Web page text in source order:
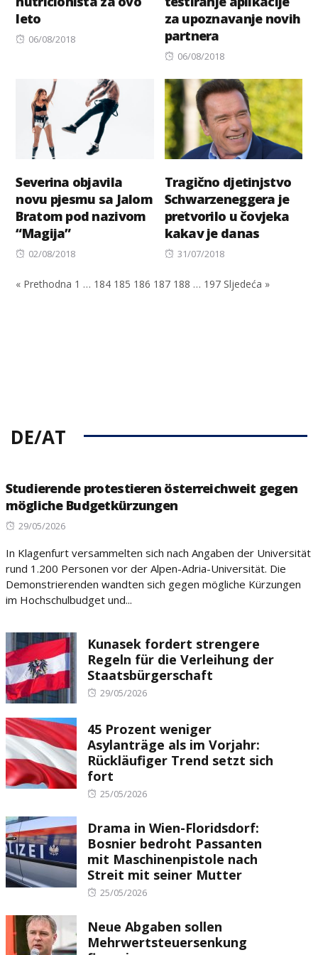
leto
Posted
06/08/2018
za upoznavanje novih
partnera
Posted
06/08/2018
Severina objavila
novu pjesmu sa Jalom
Bratom pod nazivom
“Magija”
Posted
02/08/2018
Tragično djetinjstvo
Schwarzeneggera je
pretvorilo u čovjeka
kakav je danas
Posted
31/07/2018
« Prethodna 1 … 184 185 186 187 188 … 197 Sljedeća »
DE/AT
Studierende protestieren österreichweit gegen
mögliche Budgetkürzungen
Posted
29/05/2026
In Klagenfurt versammelten sich nach Angaben der Universität
rund 1.200 Personen vor der Alpen-Adria-Universität. Die
Demonstrierenden wandten sich gegen mögliche Kürzungen
im Hochschulbudget und...
Kunasek fordert strengere
Regeln für die Verleihung der
Staatsbürgerschaft
Posted
29/05/2026
45 Prozent weniger
Asylanträge als im Vorjahr:
Rückläufiger Trend setzt sich
fort
Posted
25/05/2026
Drama in Wien-Floridsdorf:
Bosnier bedroht Passanten
mit Maschinenpistole nach
Streit mit seiner Mutter
Posted
25/05/2026
Neue Abgaben sollen
Mehrwertsteuersenkung